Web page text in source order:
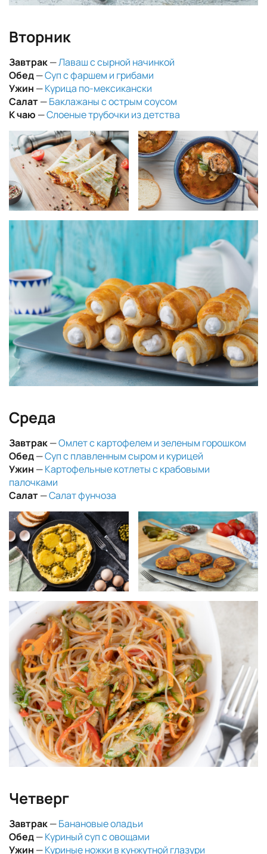
Вторник
Завтрак—Лаваш с сырной начинкой
Обед—Суп с фаршем и грибами
Ужин —Курица по-мексикански
Салат—Баклажаны с острым соусом
К чаю —Слоеные трубочки из детства
Среда
Завтрак—Омлет с картофелем и зеленым горошком
Обед—Суп с плавленным сыром и курицей
Ужин —Картофельные котлеты с крабовыми
палочками
Салат—Салат фунчоза
Четверг
Завтрак—Банановые оладьи
Обед—Куриный суп с овощами
Ужин —Куриные ножки в кунжутной глазури